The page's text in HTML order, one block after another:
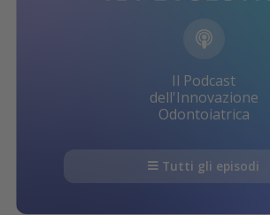
Il Podcast
dell'Innovazione
Odontoiatrica
Tutti gli episodi